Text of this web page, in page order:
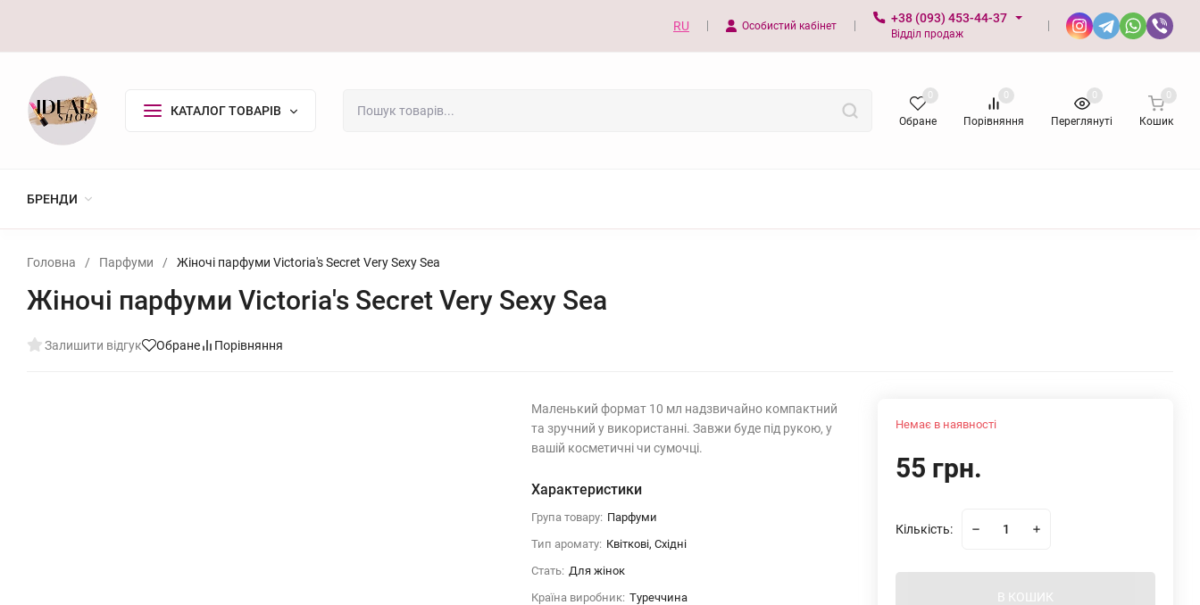
RU Особистий кабінет
+38 (093) 453-44-37
Відділ продаж
КАТАЛОГ ТОВАРІВ
Обране
0
Порівняння
0
Переглянуті
0
Кошик
0
БРЕНДИ
Головна / Парфуми / Жіночі парфуми Victoria's Secret Very Seхy Sea
Жіночі парфуми Victoria's Secret Very Seхy Sea
Залишити відгук Обране Порівняння
Маленький формат 10 мл надзвичайно компактний
та зручний у використанні. Завжи буде під рукою, у
вашій косметичні чи сумочці.
Характеристики
Група товару: Парфуми
Тип аромату: Квіткові, Східні
Стать: Для жінок
Країна виробник: Туреччина
Немає в наявності
55 грн.
Кількість:
В КОШИК